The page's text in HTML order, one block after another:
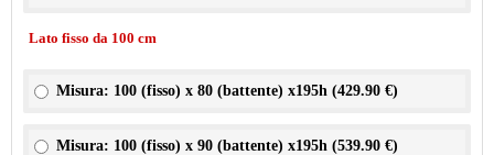
Lato fisso da 100 cm
Misura: 100 (fisso) x 80 (battente) x195h (429.90 €)
Misura: 100 (fisso) x 90 (battente) x195h (539.90 €)